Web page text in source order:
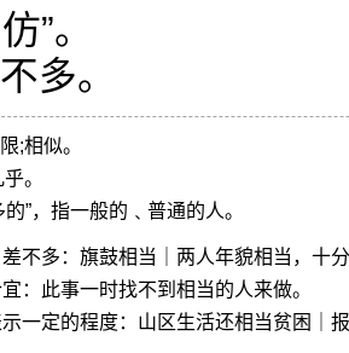
”。
多。
;相似。
。
的”，指一般的﹑普通的人。
不多：旗鼓相当｜两人年貌相当，十
：此事一时找不到相当的人来做。
一定的程度：山区生活还相当贫困｜